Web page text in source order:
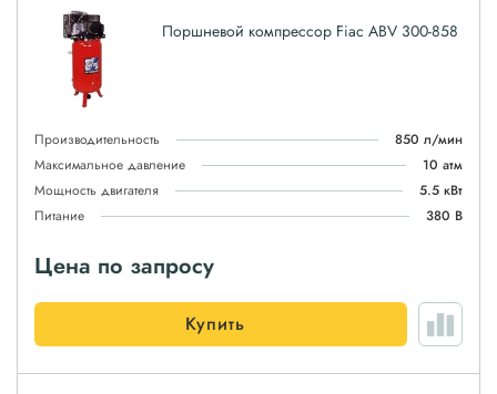
Поршневой компрессор Fiac ABV 300-858
Производительность
850 л/мин
Максимальное давление
10 атм
Мощность двигателя
5.5 кВт
Питание
380 В
Цена по запросу
Купить